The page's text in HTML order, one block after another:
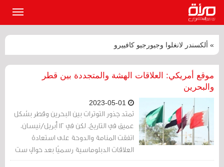
» ألكسندر لانغلوا وجيورجيو كافييرو
موقع أمريكي: العلاقات الهشة والمتجددة بين قطر
والبحرين
تمتد جذور التوترات بين البحرين وقطر بشكل
عميق في التاريخ. لكن في 12 أبريل/نيسان،
اتفقت المنامة والدوحة على استعادة
العلاقات الدبلوماسية رسميًا بعد حوالي ست
سنوات من كون البحرين أول دولة عربية